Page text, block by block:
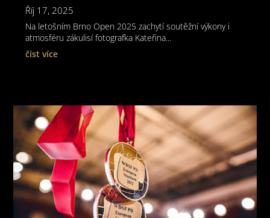
Říj 17, 2025
Na letošním Brno Open 2025 zachytí soutěžní výkony i
atmosféru zákulisí fotografka Kateřina...
číst více